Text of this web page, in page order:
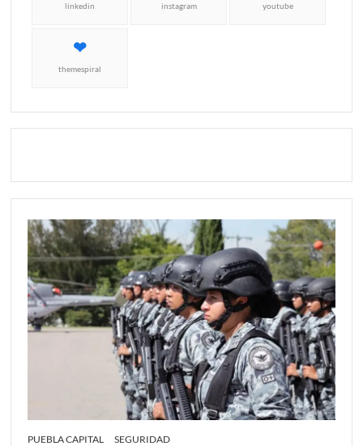
linkedin instagram youtube
themespiral
PUEBLA CAPITAL SEGURIDAD